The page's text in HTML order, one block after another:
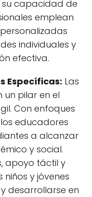
su capacidad de
emplean
individuales y
efectiva.
Específicas: Las
pilar en el
Con enfoques
educadores
a alcanzar
y social.
apoyo táctil y
y jóvenes
desarrollarse en